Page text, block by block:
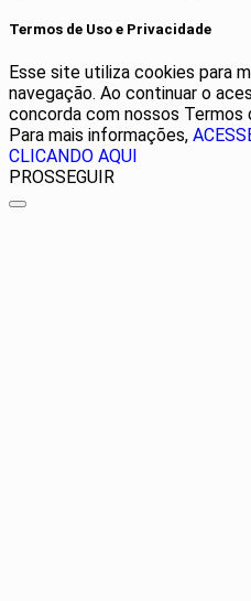
Termos de Uso e Privacidade
Esse site utiliza cookies para
navegação. Ao continuar o
concorda com nossos Termos
Para mais informações,
CLICANDO AQUI
PROSSEGUIR